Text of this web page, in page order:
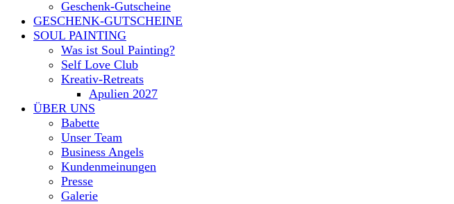
Geschenk-Gutscheine
GESCHENK-GUTSCHEINE
SOUL PAINTING
Was ist Soul Painting?
Self Love Club
Kreativ-Retreats
Apulien 2027
ÜBER UNS
Babette
Unser Team
Business Angels
Kundenmeinungen
Presse
Galerie